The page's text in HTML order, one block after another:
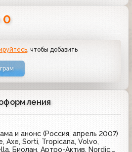
0
, чтобы добавить
и анонс (Россия, апрель 2007)
Axe, Sorti, Tropicana, Volvo,
Биолан, Артро-Актив, Nordic,